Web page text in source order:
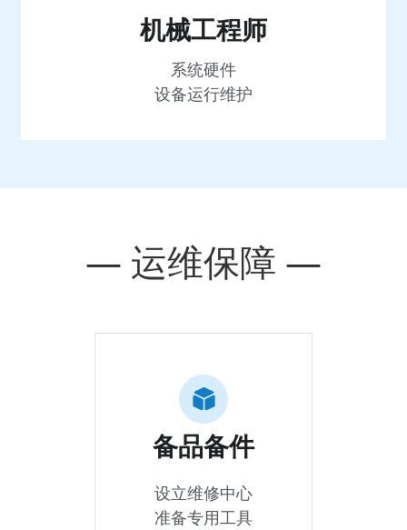
机械工程师
系统硬件
设备运行维护
— 运维保障 —
备品备件
设立维修中心
准备专用工具